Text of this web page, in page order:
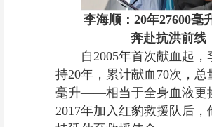
李海顺：20年27600毫
奔赴抗洪前线
自2005年首次献血起，
持20年，累计献血70次，总
毫升——相当于全身血液更
2017年加入红豹救援队后，